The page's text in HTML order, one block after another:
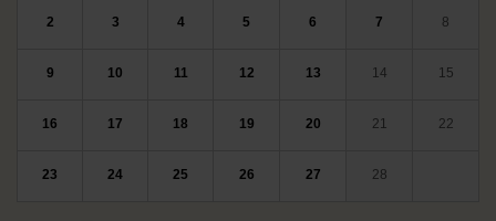
2 3 4 5 6 7 8
9 10 11 12 13 14 15
16 17 18 19 20 21 22
23 24 25 26 27 28